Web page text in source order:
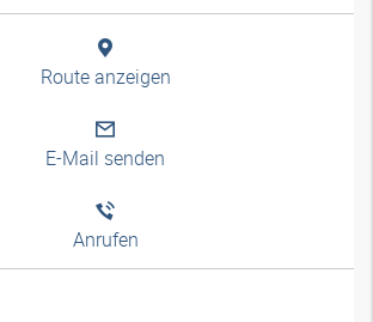
Route anzeigen
E-Mail senden
Anrufen